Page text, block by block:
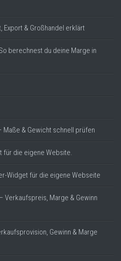
Export & Großhandel erklärt
berechnest du deine Marge in
Maße & Gewicht schnell prüfen
für die eigene Website.
Widget für die eigene Webseite
Verkaufspreis, Marge & Gewinn
Gewinn & Marge